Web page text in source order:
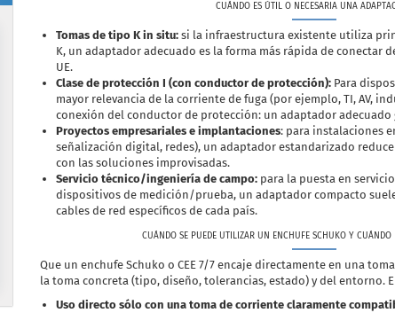
CUÁNDO ES ÚTIL O NECESARIA UNA
Tomas de tipo K in situ: si la infraestructura existente utiliza
K, un adaptador adecuado es la forma más rápida de conectar
UE.
Clase de protección I (con conductor de protección): Para
mayor relevancia de la corriente de fuga (por ejemplo, TI, AV,
conexión del conductor de protección: un adaptador
Proyectos empresariales e implantaciones: para instalaciones
señalización digital, redes), un adaptador estandarizado
con las soluciones improvisadas.
Servicio técnico/ingeniería de campo: para la puesta en
dispositivos de medición/prueba, un adaptador compacto
cables de red específicos de cada país.
CUÁNDO SE PUEDE UTILIZAR UN ENCHUFE SCHUKO Y CUÁNDO
Que un enchufe Schuko o CEE 7/7 encaje directamente en una
la toma concreta (tipo, diseño, tolerancias, estado) y del entorno.
Uso directo sólo con una toma de corriente claramente